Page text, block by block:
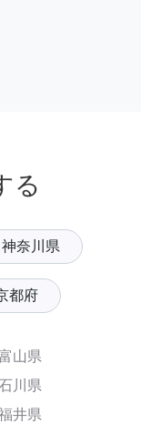
る
神奈川県
都府
山県
川県
井県